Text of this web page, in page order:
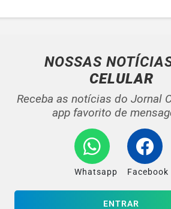
NOSSAS
CELULAR
Receba as notícias do Jornal
app favorito de
Whatsapp Facebook
ENTRAR